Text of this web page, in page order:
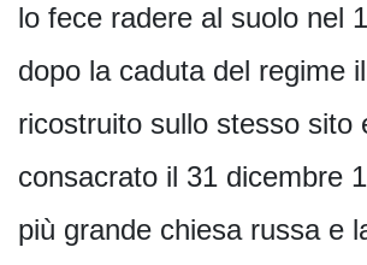
lo fece radere al suolo nel
dopo la caduta del regime
ricostruito sullo stesso sito
consacrato il 31 dicembre
più grande chiesa russa e